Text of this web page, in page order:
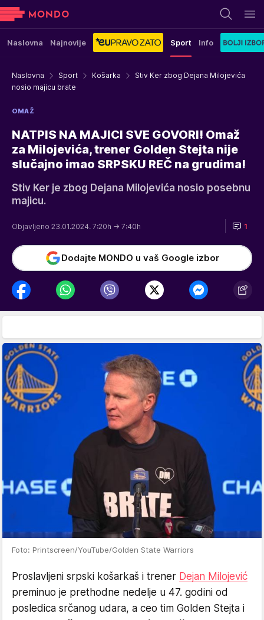
Naslovna Najnovije Sport Info
Naslovna Sport Košarka
Stiv Ker zbog Dejana Milojevića
nosio majicu brate
OMAŽ
NATPIS NA MAJICI SVE GOVORI! Omaž
za Milojevića, trener Golden Stejta nije
slučajno imao SRPSKU REČ na grudima!
Stiv Ker je zbog Dejana Milojevića nosio posebnu
majicu.
Objavljeno 23.01.2024. 7:20h → 7:40h 1
Dodajte MONDO u vaš Google izbor
Foto: Printscreen/YouTube/Golden State Warriors
Proslavljeni srpski košarkaš i trener Dejan Milojević
preminuo je prethodne nedelje u 47. godini od
posledica srčanog udara, a ceo tim Golden Stejta i